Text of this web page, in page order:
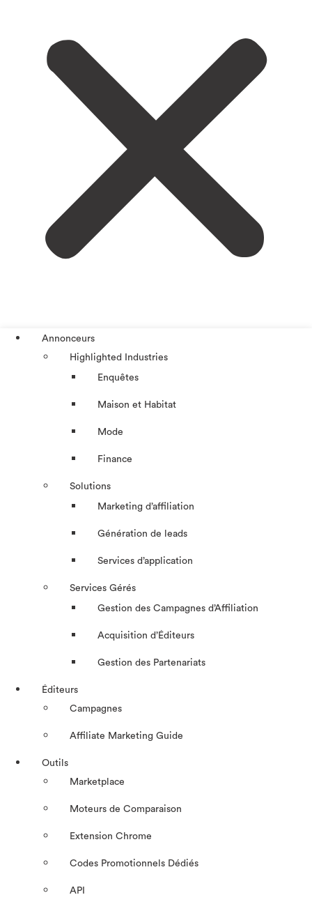
Annonceurs
Highlighted Industries
Enquêtes
Maison et Habitat
Mode
Finance
Solutions
Marketing d’affiliation
Génération de leads
Services d’application
Services Gérés
Gestion des Campagnes d’Affiliation​
Acquisition d’Éditeurs
Gestion des Partenariats
Éditeurs
Campagnes
Affiliate Marketing Guide
Outils
Marketplace
Moteurs de Comparaison
Extension Chrome
Codes Promotionnels Dédiés
API